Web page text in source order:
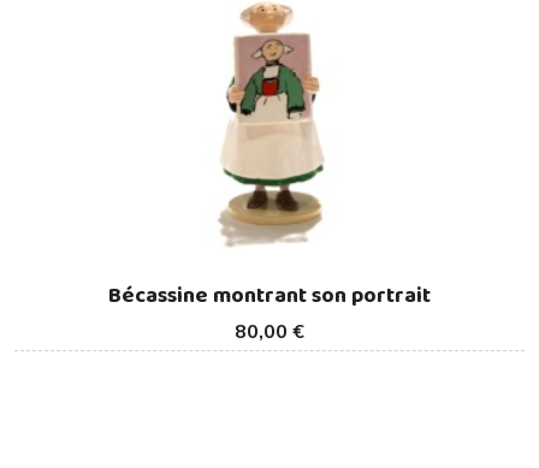
80,00 €
Bécassine montrant son portrait